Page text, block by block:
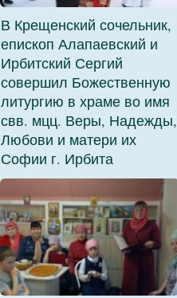
В Крещенский сочельник,
епископ Алапаевский и
Ирбитский Сергий
совершил Божественную
литургию в храме во имя
свв. мцц. Веры, Надежды,
Любови и матери их
Софии г. Ирбита